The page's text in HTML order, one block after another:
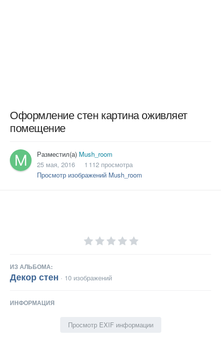
Оформление стен картина оживляет
помещение
Разместил(а) Mush_room
25 мая, 2016
1 112 просмотра
Просмотр изображений Mush_room
ИЗ АЛЬБОМА:
Декор стен · 10 изображений
ИНФОРМАЦИЯ
Просмотр EXIF информации